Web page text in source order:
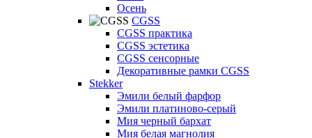
Осень
CGSS
CGSS практика
CGSS эстетика
CGSS сенсорные
Декоративные рамки CGSS
Stekker
Эмили белый фарфор
Эмили платиново-серый
Мия черный бархат
Мия белая магнолия